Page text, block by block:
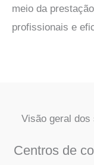
meio da
profissionais e
Visão geral
Centros de